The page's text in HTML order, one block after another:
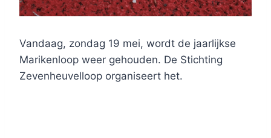
Vandaag, zondag 19 mei, wordt de jaarlijkse
Marikenloop weer gehouden. De Stichting
Zevenheuvelloop organiseert het.